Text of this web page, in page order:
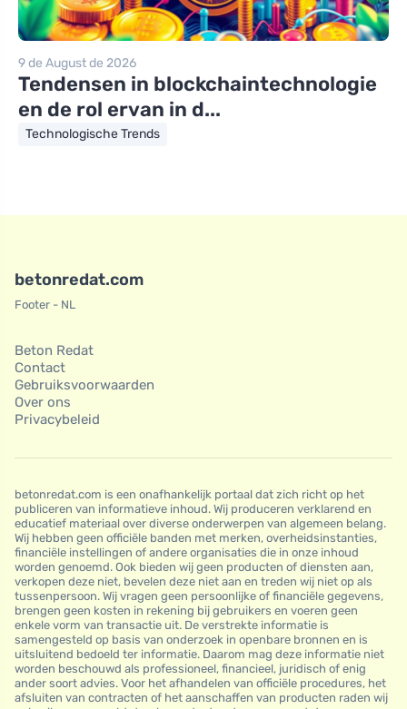
9 de August de 2026
Tendensen in blockchaintechnologie
en de rol ervan in d...
Technologische Trends
betonredat.com
Footer - NL
Beton Redat
Contact
Gebruiksvoorwaarden
Over ons
Privacybeleid
betonredat.com is een onafhankelijk portaal dat zich richt op het
publiceren van informatieve inhoud. Wij produceren verklarend en
educatief materiaal over diverse onderwerpen van algemeen belang.
Wij hebben geen officiële banden met merken, overheidsinstanties,
financiële instellingen of andere organisaties die in onze inhoud
worden genoemd. Ook bieden wij geen producten of diensten aan,
verkopen deze niet, bevelen deze niet aan en treden wij niet op als
tussenpersoon. Wij vragen geen persoonlijke of financiële gegevens,
brengen geen kosten in rekening bij gebruikers en voeren geen
enkele vorm van transactie uit. De verstrekte informatie is
samengesteld op basis van onderzoek in openbare bronnen en is
uitsluitend bedoeld ter informatie. Daarom mag deze informatie niet
worden beschouwd als professioneel, financieel, juridisch of enig
ander soort advies. Voor het afhandelen van officiële procedures, het
afsluiten van contracten of het aanschaffen van producten raden wij